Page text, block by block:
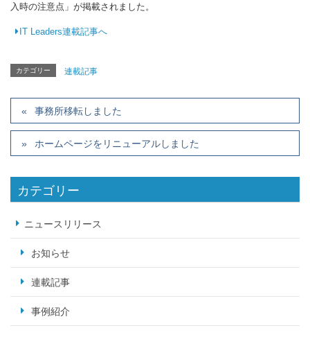
入時の注意点」が掲載されました。
IT Leaders連載記事へ
カテゴリー 連載記事
事務所移転しました
ホームページをリニューアルしました
カテゴリー
ニュースリリース
お知らせ
連載記事
事例紹介